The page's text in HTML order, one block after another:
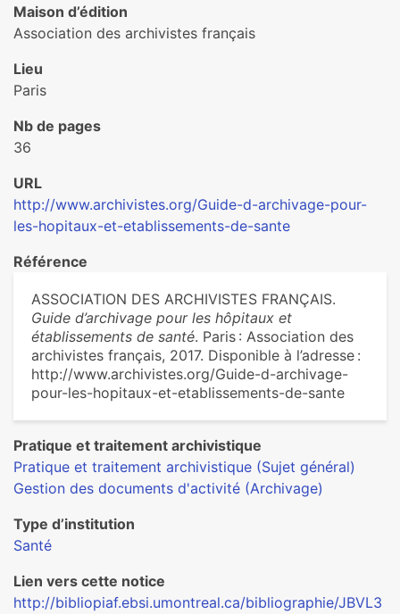
Maison d’édition
Association des archivistes français
Lieu
Paris
Nb de pages
36
URL
http://www.archivistes.org/Guide-d-archivage-pour-
les-hopitaux-et-etablissements-de-sante
Référence
ASSOCIATION DES ARCHIVISTES FRANÇAIS.
Guide d’archivage pour les hôpitaux et
établissements de santé. Paris : Association des
archivistes français, 2017. Disponible à l’adresse :
http://www.archivistes.org/Guide-d-archivage-
pour-les-hopitaux-et-etablissements-de-sante
Pratique et traitement archivistique
Pratique et traitement archivistique (Sujet général)
Gestion des documents d'activité (Archivage)
Type d’institution
Santé
Lien vers cette notice
http://bibliopiaf.ebsi.umontreal.ca/bibliographie/JBVL3